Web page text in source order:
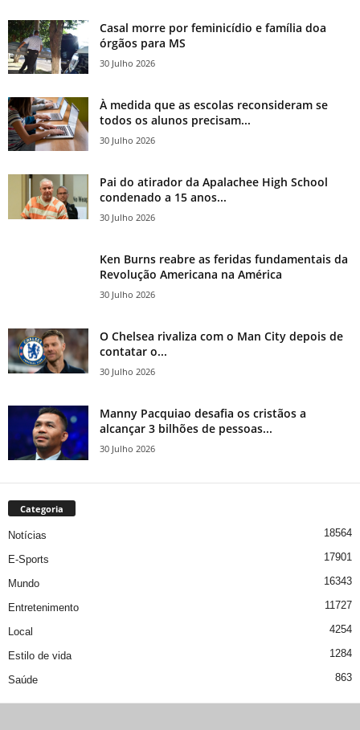
Casal morre por feminicídio e família doa
órgãos para MS
30 Julho 2026
À medida que as escolas reconsideram se
todos os alunos precisam...
30 Julho 2026
Pai do atirador da Apalachee High School
condenado a 15 anos...
30 Julho 2026
Ken Burns reabre as feridas fundamentais da
Revolução Americana na América
30 Julho 2026
O Chelsea rivaliza com o Man City depois de
contatar o...
30 Julho 2026
Manny Pacquiao desafia os cristãos a
alcançar 3 bilhões de pessoas...
30 Julho 2026
Categoria
Notícias 18564
E-Sports 17901
Mundo 16343
Entretenimento 11727
Local 4254
Estilo de vida 1284
Saúde 863